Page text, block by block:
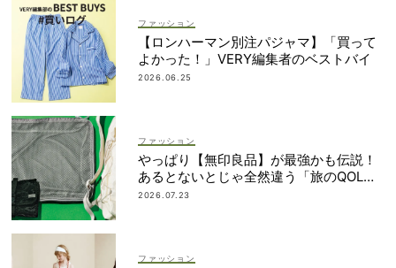
ファッション
【ロンハーマン別注パジャマ】「買って
よかった！」VERY編集者のベストバイ
2026.06.25
ファッション
やっぱり【無印良品】が最強かも伝説！
あるとないとじゃ全然違う「旅のQOL爆
上げアイテム」
2026.07.23
ファッション